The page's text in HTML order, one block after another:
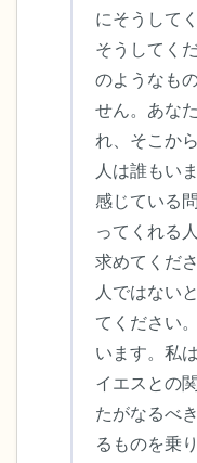
にそうして
そうしてく
のようなも
せん。あな
れ、そこか
人は誰もい
感じている
ってくれる
求めてくだ
人ではない
てください
います。私
イエスとの
たがなるべ
るものを乗